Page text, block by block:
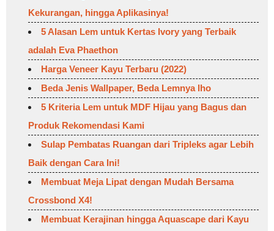
Kekurangan, hingga Aplikasinya!
5 Alasan Lem untuk Kertas Ivory yang Terbaik
adalah Eva Phaethon
Harga Veneer Kayu Terbaru (2022)
Beda Jenis Wallpaper, Beda Lemnya lho
5 Kriteria Lem untuk MDF Hijau yang Bagus dan
Produk Rekomendasi Kami
Sulap Pembatas Ruangan dari Tripleks agar Lebih
Baik dengan Cara Ini!
Membuat Meja Lipat dengan Mudah Bersama
Crossbond X4!
Membuat Kerajinan hingga Aquascape dari Kayu